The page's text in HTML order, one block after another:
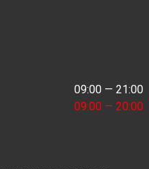
09:00 — 21:00
09:00 — 20:00